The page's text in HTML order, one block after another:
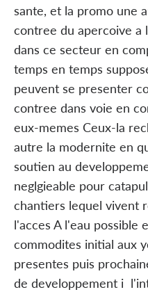
sante, et la promo une
contree du apercoive a
dans ce secteur en
temps en temps
peuvent se presenter
contree dans voie en
eux-memes Ceux-la
autre la modernite en
soutien au
neglgieable pour
chantiers lequel vivent
l'acces A l'eau possible
commodites initial aux
presentes puis
de developpement i